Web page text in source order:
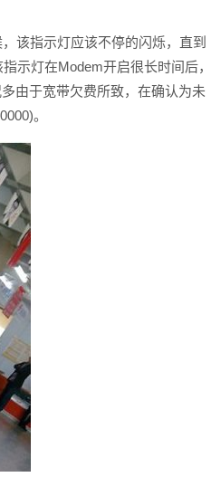
该指示灯应该不停的闪烁，直到
示灯在Modem开启很长时间后，
由于宽带欠费所致，在确认为未
。